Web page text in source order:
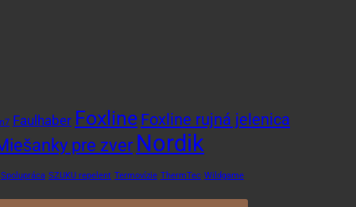
Faulhaber Foxline Foxline rujná jelenica
pre zver Nordik
Spolupráca SZUKU repelent Termovízie ThermTec Wildgame